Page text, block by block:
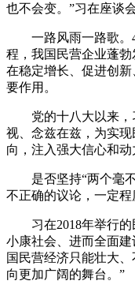
也不会变。”习在座谈
一路风雨一路歌。
程，我国民营企业蓬勃
在稳定增长、促进创
要作用。
党的十八大以来，
视、念兹在兹，为实
向，注入强大信心和动
是否坚持“两个毫不
不正确的议论，一定程
习在2018年举行的
小康社会、进而全面
国民营经济只能壮大
向更加广阔的舞台。”